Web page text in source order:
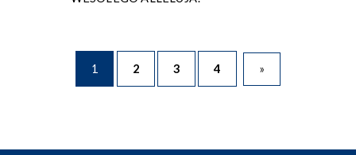
1 2 3 4 »